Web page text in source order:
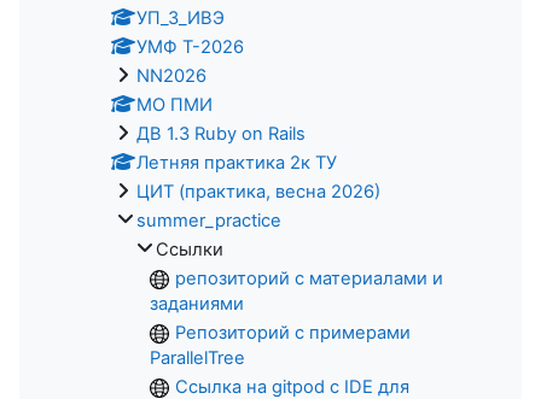
УП_3_ИВЭ
УМФ Т-2026
NN2026
МО ПМИ
ДВ 1.3 Ruby on Rails
Летняя практика 2к ТУ
ЦИТ (практика, весна 2026)
summer_practice
Ссылки
репозиторий с материалами и
заданиями
Репозиторий с примерами
ParallelTree
Ссылка на gitpod с IDE для